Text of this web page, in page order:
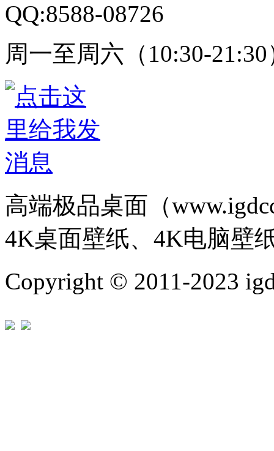
QQ:8588-08726
周一至周六（10:30-21:30
高端极品桌面（
4K桌面壁纸、4K电脑壁
Copyright © 2011-2023